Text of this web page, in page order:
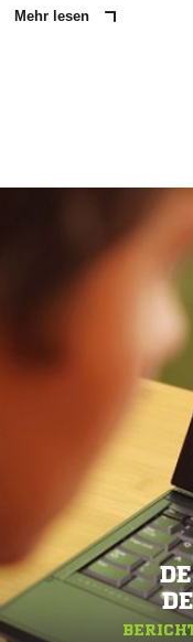
Mehr lesen